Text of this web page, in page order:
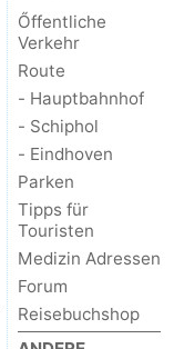
Őffentliche
Verkehr
Route
- Hauptbahnhof
- Schiphol
- Eindhoven
Parken
Tipps für
Touristen
Medizin Adressen
Forum
Reisebuchshop